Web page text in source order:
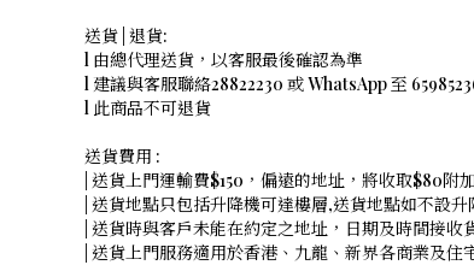
送貨 | 退貨:
l 由總代理送貨，以客服最後確認為準
l 建議與客服聯絡28822230 或 WhatsApp 至
l 此商品不可退貨
送貨費用 :
| 送貨上門運輸費$150，偏遠的地址，將收取$80附
| 送貨地點只包括升降機可達樓層,送貨地點如不設
| 送貨時與客戶未能在約定之地址，日期及時間接
| 送貨上門服務適用於香港、九龍、新界各商業及住